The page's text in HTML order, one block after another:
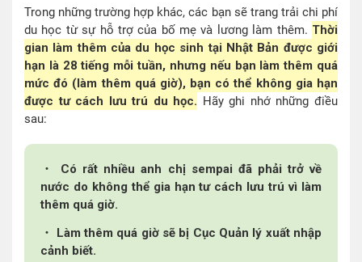
Trong những trường hợp khác, các bạn sẽ trang trải chi phí
du học từ sự hỗ trợ của bố mẹ và lương làm thêm. Thời
gian làm thêm của du học sinh tại Nhật Bản được giới
hạn là 28 tiếng mỗi tuần, nhưng nếu bạn làm thêm quá
mức đó (làm thêm quá giờ), bạn có thể không gia hạn
được tư cách lưu trú du học. Hãy ghi nhớ những điều
sau:
・ Có rất nhiều anh chị sempai đã phải trở về
nước do không thể gia hạn tư cách lưu trú vì làm
thêm quá giờ.
・ Làm thêm quá giờ sẽ bị Cục Quản lý xuất nhập
cảnh biết.